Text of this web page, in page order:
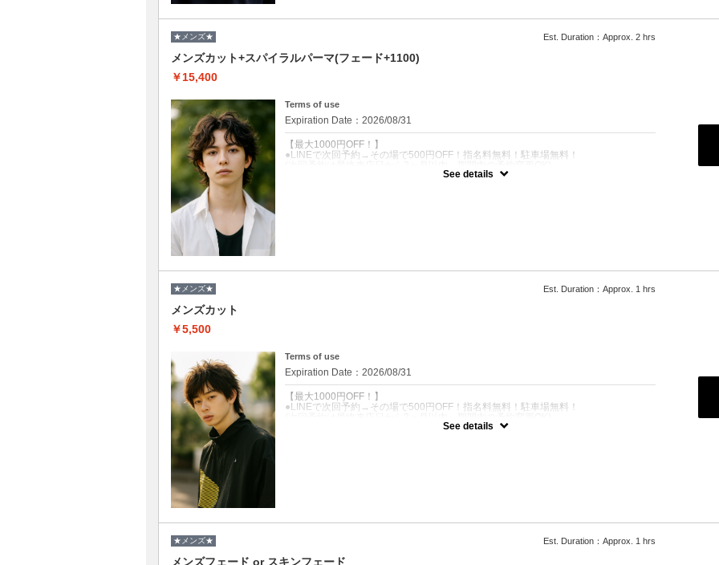
★メンズ★ Est. Duration：Approx. 2 hrs
メンズカット+スパイラルパーマ(フェード+1100)
￥15,400
Terms of use
Expiration Date：2026/08/31
【最大1000円OFF！】
●LINEで次回予約→その場で500円OFF！指名料無料！駐車場無料！
●クチコミ投稿→その場で500円OFF！駐車場無料！
See details
★メンズ★ Est. Duration：Approx. 1 hrs
メンズカット
￥5,500
Terms of use
Expiration Date：2026/08/31
【最大1000円OFF！】
●LINEで次回予約→その場で500円OFF！指名料無料！駐車場無料！
●クチコミ投稿→その場で500円OFF！駐車場無料！
●2週間以内刈り上げメンテ3500
See details
★メンズ★ Est. Duration：Approx. 1 hrs
メンズフェード or スキンフェード